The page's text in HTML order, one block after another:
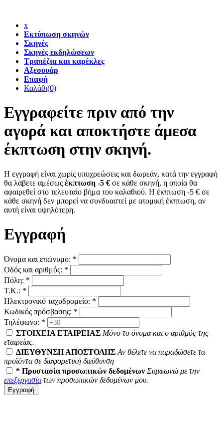
x
Εκτύπωση σκηνών
Σκηνές
Σκηνές εκδηλώσεων
Τραπέζια και καρέκλες
Αξεσουάρ
Επαφή
Καλάθι(0)
Εγγραφείτε πριν από την
αγορά και αποκτήστε άμεσα
έκπτωση στην σκηνή.
Η εγγραφή είναι χωρίς υποχρεώσεις και δωρεάν, κατά την εγγραφή
θα λάβετε αμέσως έκπτωση -5 € σε κάθε σκηνή, η οποία θα
αφαιρεθεί στο τελευταίο βήμα του καλαθιού. Η έκπτωση -5 € σε
κάθε σκηνή δεν μπορεί να συνδυαστεί με ατομική έκπτωση, αν
αυτή είναι υψηλότερη.
Εγγραφή
Όνομα και επώνυμο: *
Οδός και αριθμός: *
Πόλη: *
Τ.Κ.: *
Ηλεκτρονικό ταχυδρομείο: *
Κωδικός πρόσβασης: *
Τηλέφωνο: *
ΣΤΟΙΧΕΙΑ ΕΤΑΙΡΕΙΑΣ Μόνο το όνομα και ο αριθμός της
εταιρείας.
ΔΙΕΥΘΥΝΣΗ ΑΠΟΣΤΟΛΗΣ Αν θέλετε να παραδώσετε τα
προϊόντα σε διαφορετική διεύθυνση
* Προστασία προσωπικών δεδομένων Συμφωνώ με την
επεξεργασίατων προσωπικών δεδομένων μου.
Εγγραφή